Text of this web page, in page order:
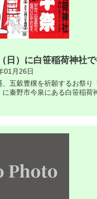
日）に白笹稲荷神社
01月26日
、五穀豊穣を祈願するお祭り
に秦野市今泉にある白笹稲荷